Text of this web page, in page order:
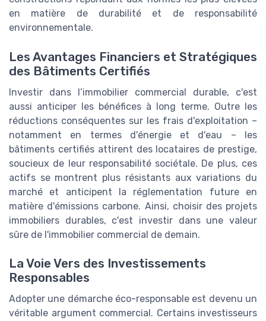
en matière de durabilité et de responsabilité
environnementale.
Les Avantages Financiers et Stratégiques
des Bâtiments Certifiés
Investir dans l’immobilier commercial durable, c'est
aussi anticiper les bénéfices à long terme. Outre les
réductions conséquentes sur les frais d'exploitation –
notamment en termes d'énergie et d'eau – les
bâtiments certifiés attirent des locataires de prestige,
soucieux de leur responsabilité sociétale. De plus, ces
actifs se montrent plus résistants aux variations du
marché et anticipent la réglementation future en
matière d'émissions carbone. Ainsi, choisir des projets
immobiliers durables, c'est investir dans une valeur
sûre de l'immobilier commercial de demain.
La Voie Vers des Investissements
Responsables
Adopter une démarche éco-responsable est devenu un
véritable argument commercial. Certains investisseurs